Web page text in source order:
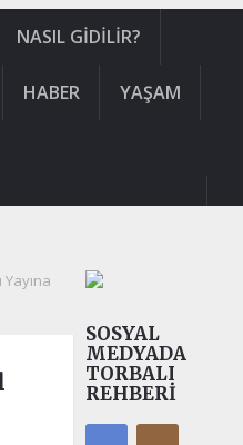
NASIL GIDILIR?
HABER YAŞAM
Yayına
SOSYAL
MEDYADA
TORBALI
REHBERI